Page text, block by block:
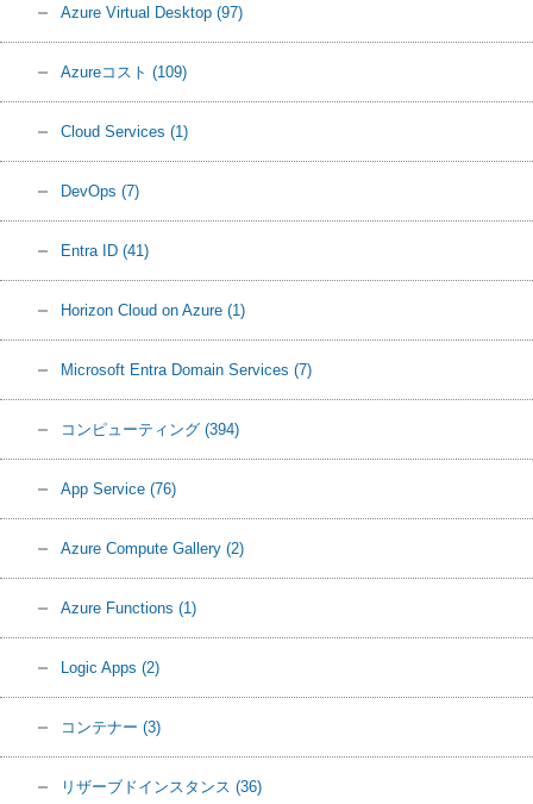
Azure Virtual Desktop (97)
Azureコスト (109)
Cloud Services (1)
DevOps (7)
Entra ID (41)
Horizon Cloud on Azure (1)
Microsoft Entra Domain Services (7)
コンピューティング (394)
App Service (76)
Azure Compute Gallery (2)
Azure Functions (1)
Logic Apps (2)
コンテナー (3)
リザーブドインスタンス (36)